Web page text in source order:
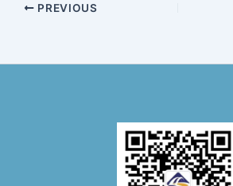
PREVIOUS